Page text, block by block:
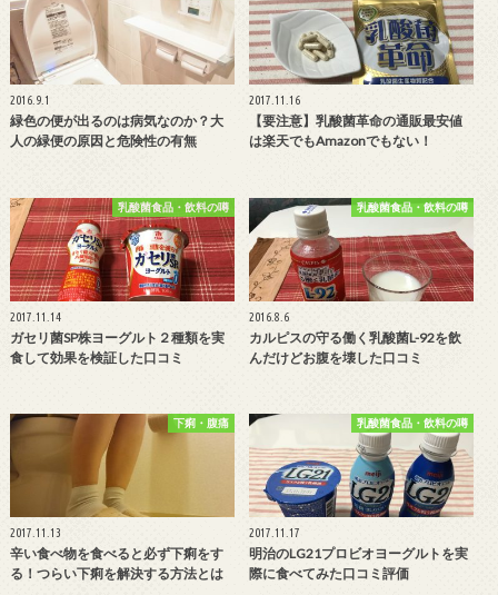
2016.9.1
緑色の便が出るのは病気なのか？大
人の緑便の原因と危険性の有無
2017.11.16
【要注意】乳酸菌革命の通販最安値
は楽天でもAmazonでもない！
乳酸菌食品・飲料の噂
2017.11.14
ガセリ菌SP株ヨーグルト２種類を実
食して効果を検証した口コミ
乳酸菌食品・飲料の噂
2016.8.6
カルピスの守る働く乳酸菌L-92を飲
んだけどお腹を壊した口コミ
下痢・腹痛
2017.11.13
辛い食べ物を食べると必ず下痢をす
る！つらい下痢を解決する方法とは
乳酸菌食品・飲料の噂
2017.11.17
明治のLG21プロビオヨーグルトを実
際に食べてみた口コミ評価